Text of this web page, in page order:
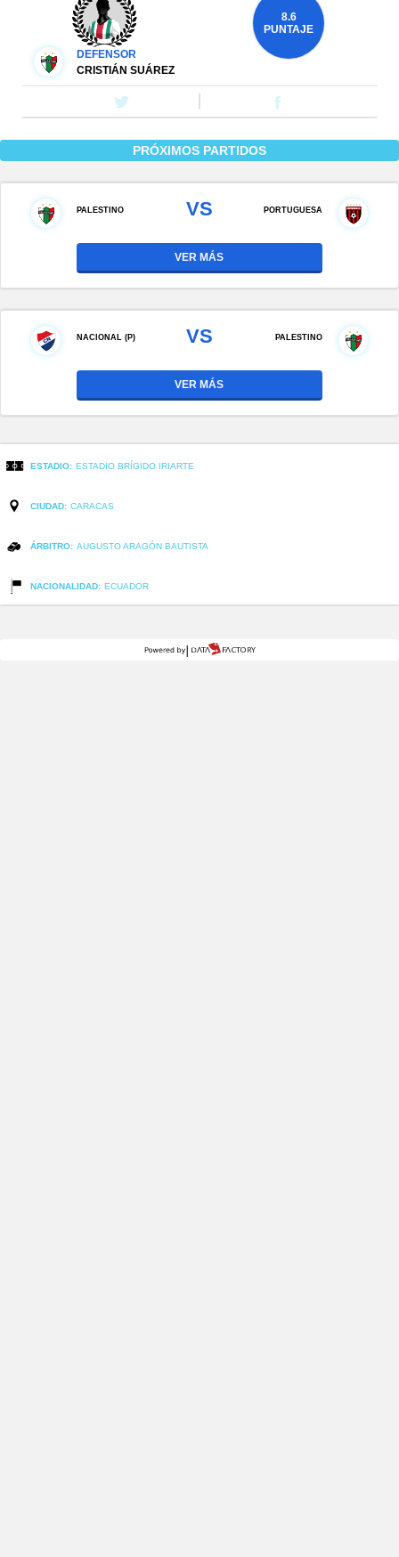
DEFENSOR
CRISTIÁN SUÁREZ
8.6
PUNTAJE
PRÓXIMOS PARTIDOS
PALESTINO VS PORTUGUESA
VER MÁS
NACIONAL (P) VS PALESTINO
VER MÁS
ESTADIO: ESTADIO BRÍGIDO IRIARTE
CIUDAD: CARACAS
ÁRBITRO: AUGUSTO ARAGÓN BAUTISTA
NACIONALIDAD: ECUADOR